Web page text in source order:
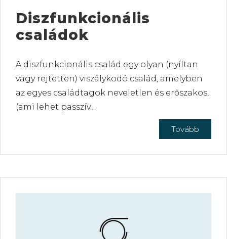
Diszfunkcionális
családok
A diszfunkcionális család egy olyan (nyíltan
vagy rejtetten) viszálykodó család, amelyben
az egyes családtagok neveletlen és erőszakos,
(ami lehet passzív...
Tovább